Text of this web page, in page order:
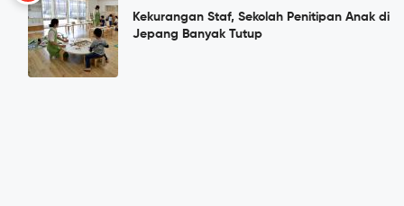
Kekurangan Staf, Sekolah Penitipan Anak di
Jepang Banyak Tutup